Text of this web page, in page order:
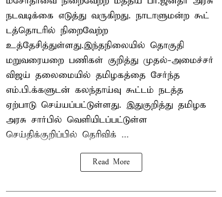
நடவடிக்கை எடுத்து வருகிறது. நாடாளுமன்ற கூட்
டத்தொடரில் நிறைவேற்ற
உத்தேசித்துள்ளது.இந்தநிலையில் தொகுதி
மறுவரையறை பணிகள் குறித்து முதல்-அமைச்சர்
விஜய் தலைமையில் தமிழகத்தை சேர்ந்த
எம்.பி.க்களுடன் கலந்தாய்வு கூட்டம் நடத்த
ஏற்பாடு செய்யப்பட்டுள்ளது. இதுகுறித்து தமிழக
அரசு சார்பில் வெளியிடப்பட்டுள்ள
செய்திக்குறிப்பில் தெரிவிக் ...
Read More